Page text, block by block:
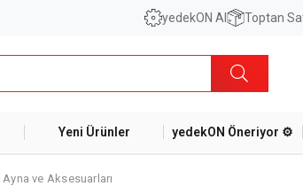
yedekON AI Toptan
Yeni Ürünler yedekON Öneriyor ⚙️
Ayna ve Aksesuarları